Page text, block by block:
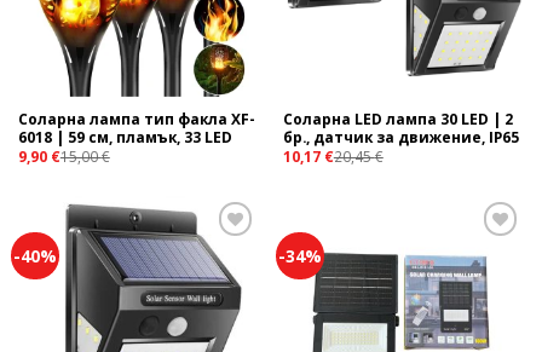
Соларна лампа тип факла XF-
6018 | 59 см, пламък, 33 LED
9,90 €15,00€
Соларна LED лампа 30 LED | 2
бр., датчик за движение, IP65
10,17 €20,45€
-40%
Add to
wishlist
-34%
Add to
wishlist